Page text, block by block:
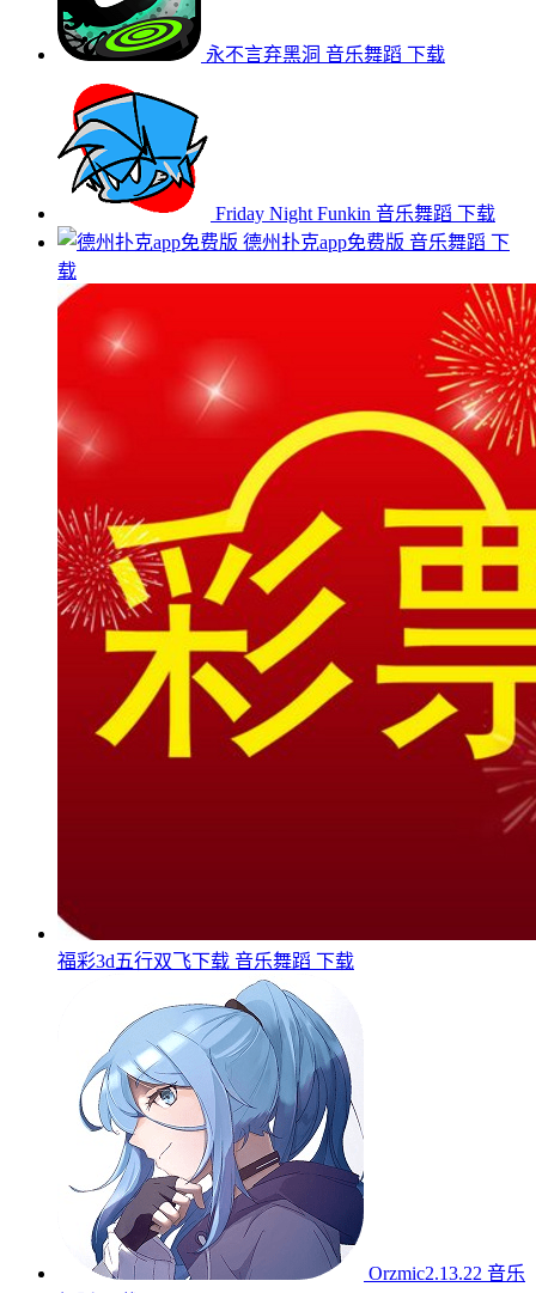
永不言弃黑洞 音乐舞蹈 下载
Friday Night Funkin 音乐舞蹈 下载
德州扑克app免费版 音乐舞蹈 下
载
福彩3d五行双飞下载 音乐舞蹈 下载
Orzmic2.13.22 音乐